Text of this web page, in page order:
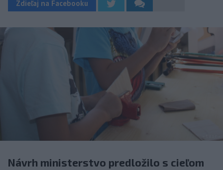
Zdieľaj na Facebooku
Návrh ministerstvo predložilo s cieľom